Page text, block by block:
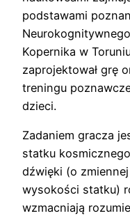
podstawami
Kopernika w
zaprojektował grę
treningu
dzieci.
Zadaniem gracza
statku
dźwięki (o
wysokości statku)
wzmacniają